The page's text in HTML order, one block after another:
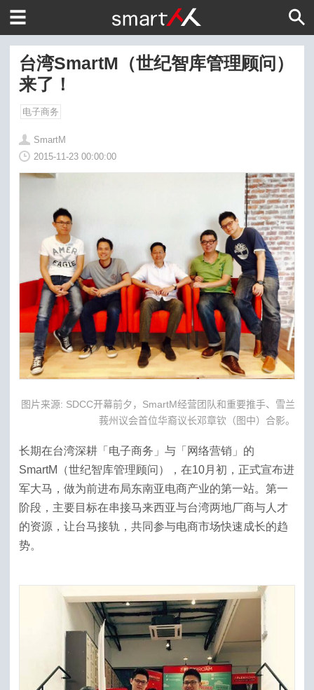
台湾SmartM（世纪智库管理顾问）
来了！
电子商务
SmartM
2015-11-23 00:00:00
图片来源: SDCC开幕前夕，SmartM经营团队和重要推手、雪兰
莪州议会首位华裔议长邓章钦（图中）合影。
长期在台湾深耕「电子商务」与「网络营销」的
SmartM（世纪智库管理顾问），在10月初，正式宣布进
军大马，做为前进布局东南亚电商产业的第一站。第一
阶段，主要目标在串接马来西亚与台湾两地厂商与人才
的资源，让台马接轨，共同参与电商市场快速成长的趋
势。